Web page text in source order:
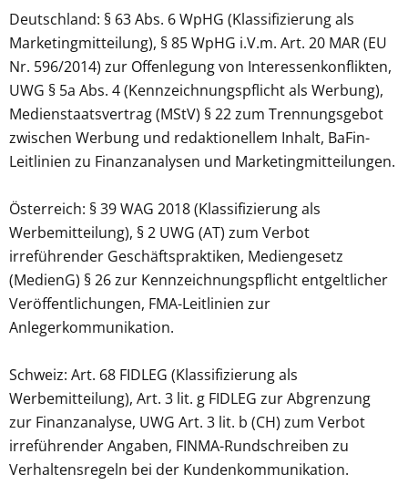
Deutschland: § 63 Abs. 6 WpHG (Klassifizierung als
Marketingmitteilung), § 85 WpHG i.V.m. Art. 20 MAR (EU
Nr. 596/2014) zur Offenlegung von Interessenkonflikten,
UWG § 5a Abs. 4 (Kennzeichnungspflicht als Werbung),
Medienstaatsvertrag (MStV) § 22 zum Trennungsgebot
zwischen Werbung und redaktionellem Inhalt, BaFin-
Leitlinien zu Finanzanalysen und Marketingmitteilungen.
Österreich: § 39 WAG 2018 (Klassifizierung als
Werbemitteilung), § 2 UWG (AT) zum Verbot
irreführender Geschäftspraktiken, Mediengesetz
(MedienG) § 26 zur Kennzeichnungspflicht entgeltlicher
Veröffentlichungen, FMA-Leitlinien zur
Anlegerkommunikation.
Schweiz: Art. 68 FIDLEG (Klassifizierung als
Werbemitteilung), Art. 3 lit. g FIDLEG zur Abgrenzung
zur Finanzanalyse, UWG Art. 3 lit. b (CH) zum Verbot
irreführender Angaben, FINMA-Rundschreiben zu
Verhaltensregeln bei der Kundenkommunikation.